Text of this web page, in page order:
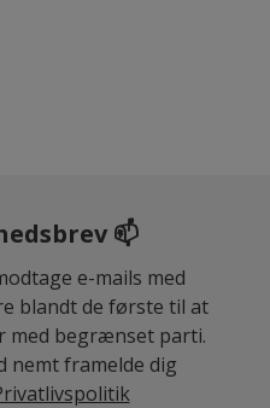
📫
e-mails med
blandt de første til at
med begrænset parti.
nemt framelde dig